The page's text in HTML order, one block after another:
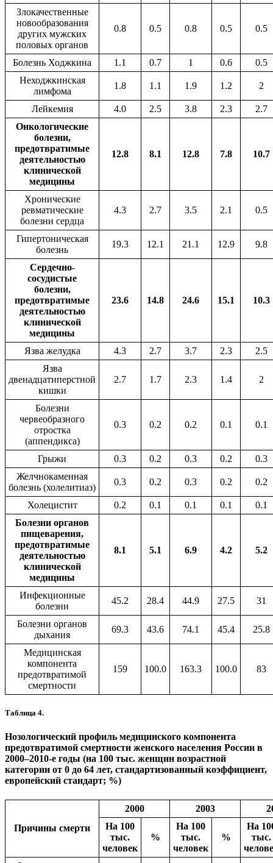
Злокачественные
новообразования
других мужских
половых органов
0.8 0.5 0.8 0.5 0.5
Болезнь Ходжкина 1.1 0.7 1 0.6
0.5
Неходжкинская
лимфома
1.8 1.1 1.9 1.2 2
Лейкемия 4.0 2.5 3.8 2.3
2.7
Онкологические
болезни,
предотвратимые
деятельностью
клинической
медицины
12.8 8.1 12.8 7.8 10.7
Хронические
ревматические
болезни сердца
4.3 2.7 3.5 2.1 0.5
Гипертоническая
болезнь
19.3 12.1 21.1 12.9 9.8
Сердечно-
сосудистые
болезни,
предотвратимые
деятельностью
клинической
медицины
23.6 14.8 24.6 15.1 10.3
Язва желудка 4.3 2.7 3.7 2.3
2.5
Язва
двенадцатиперстной
кишки
2.7 1.7 2.3 1.4 2
Болезни
червеобразного
отростка
(аппендикса)
0.3 0.2 0.2 0.1 0.1
Грыжи 0.3 0.2 0.3 0.2
0.3
Желчнокаменная
болезнь (холелитиаз)
0.3 0.2 0.3 0.2 0.2
Холецистит 0.2 0.1 0.1 0.1
0.1
Болезни органов
пищеварения,
предотвратимые
деятельностью
клинической
медицины
8.1 5.1 6.9 4.2 5.2
Инфекционные
болезни
45.2 28.4 44.9 27.5 31
Болезни органов
дыхания
69.3 43.6 74.1 45.4 25.8
Медицинская
компонента
предотвратимой
смертности
159 100.0 163.3 100.0 83
Таблица 4.
Нозологический профиль медицинского компонента
предотвратимой смертности женского населения России в
2000–2010-е годы (на 100 тыс. женщин возрастной
категории от 0 до 64 лет, стандартизованный коэффициент,
европейский стандарт; %)
Причины смерти
2000 2003
На 100
тыс.
человек
%
На 100
тыс.
человек
%
На
тыс.